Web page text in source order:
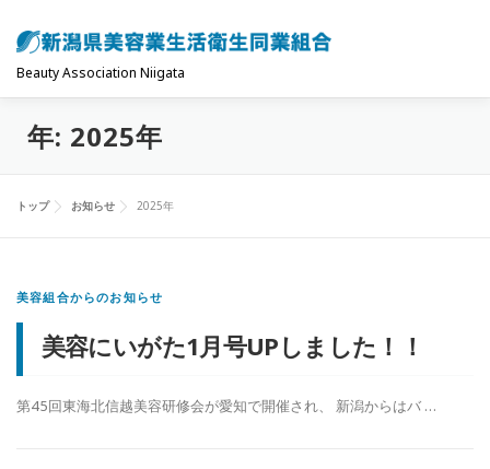
ン
Beauty Association Niigata
トップ 組合について
年: 2025年
トップ お知らせ 2025年
美容組合からのお知らせ
美容にいがた1月号UPしました！！
第45回東海北信越美容研修会が愛知で開催され、 新潟からはバ …